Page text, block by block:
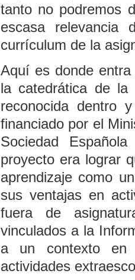
tanto no podremos
escasa
currículum de la
Aquí es donde
la catedrática de la
reconocida dentro
financiado por el
Sociedad
proyecto era lograr
aprendizaje como
sus ventajas en
fuera de
vinculados a la
a un contexto en
actividades